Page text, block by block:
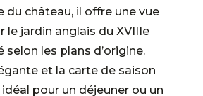
du château, il offre une vue
le jardin anglais du XVIIIe
selon les plans d’origine.
et la carte de saison
pour un déjeuner ou un